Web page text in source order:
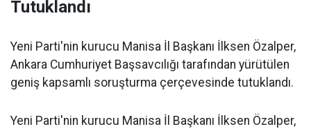
Tutuklandı
Yeni Parti'nin kurucu Manisa İl Başkanı İlksen Özalper,
Ankara Cumhuriyet Başsavcılığı tarafından yürütülen
geniş kapsamlı soruşturma çerçevesinde tutuklandı.
Yeni Parti'nin kurucu Manisa İl Başkanı İlksen Özalper,